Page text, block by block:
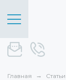
Главная Статьи